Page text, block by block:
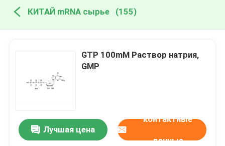
КИТАЙ mRNA сырье (155)
GTP 100mM Раствор натрия,
GMP
Лучшая цена
контактные
данные